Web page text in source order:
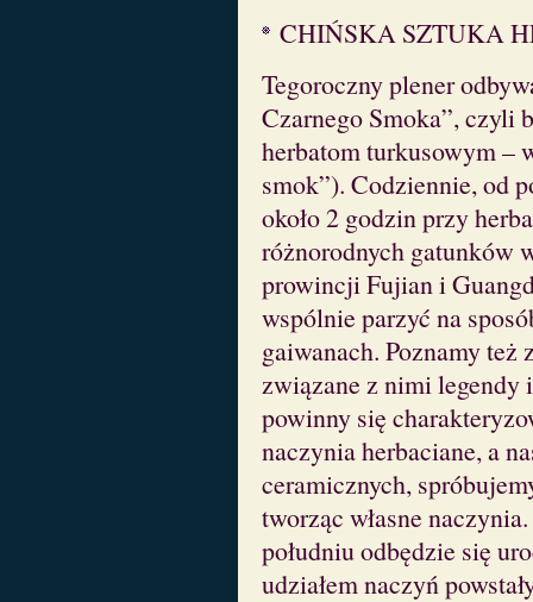
CHIŃSKA SZTUKA
Tegoroczny plener
Czarnego Smoka”, czyli
herbatom turkusowym –
smok”). Codziennie, od
około 2 godzin przy
różnorodnych gatunków
prowincji Fujian i
wspólnie parzyć na
gaiwanach. Poznamy
związane z nimi
powinny się
naczynia herbaciane, a
ceramicznych,
tworząc własne
południu odbędzie się
udziałem naczyń